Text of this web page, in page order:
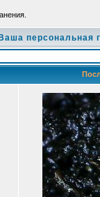
Ваша персональная